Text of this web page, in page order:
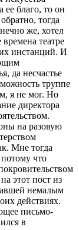
ее благо, то он
тогда
же, хотел
театре
инстанций. И
да несчастье
труппе
я не мог. Но
директора
на разовую
Мне тогда
потому что
этот пост из
немалым
действиях.
письмо-
в